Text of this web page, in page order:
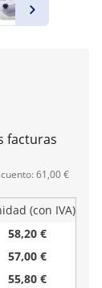
facturas
61,00 €
(con IVA)
58,20 €
57,00 €
55,80 €